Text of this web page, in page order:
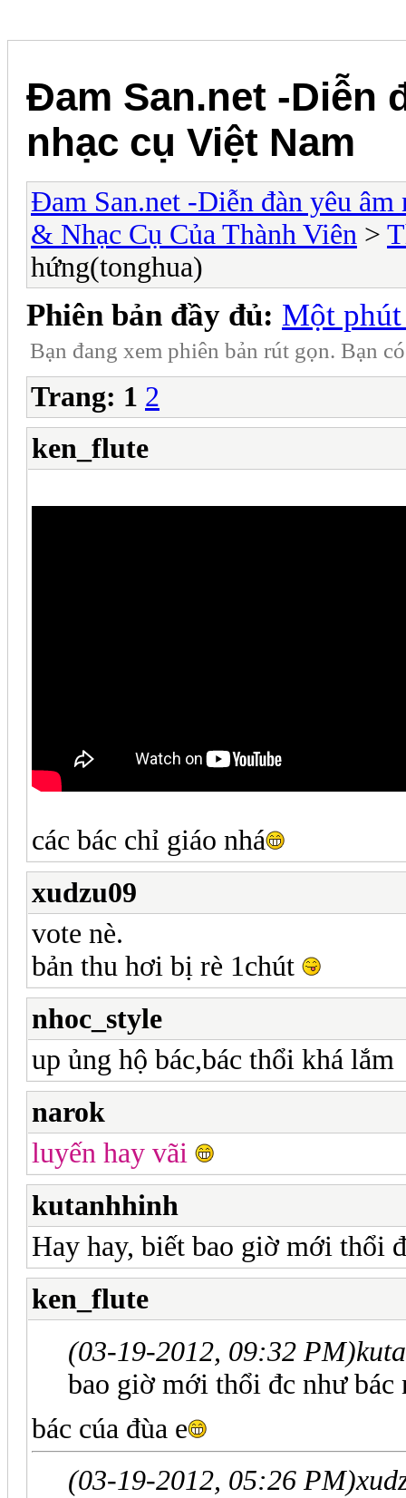
Đam San.net -Diễn
nhạc cụ Việt Nam
Đam San.net -Diễn đàn yêu âm
& Nhạc Cụ Của Thành Viên >
hứng(tonghua)
Phiên bản đầy đủ: Một
Bạn đang xem phiên bản rút gọn. Bạn
Trang: 1 2
ken_flute
các bác chỉ giáo nhá
xudzu09
vote nè.
bản thu hơi bị rè 1chút
nhoc_style
up ủng hộ bác,bác thổi khá lắm
narok
luyến hay vãi
kutanhhinh
Hay hay, biết bao giờ mới thổi
ken_flute
(03-19-2012, 09:32 PM)
bao giờ mới thổi đc như
bác cúa đùa e
(03-19-2012, 05:26 PM)